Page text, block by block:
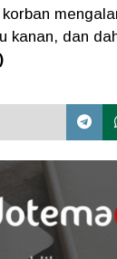
kanan, dan